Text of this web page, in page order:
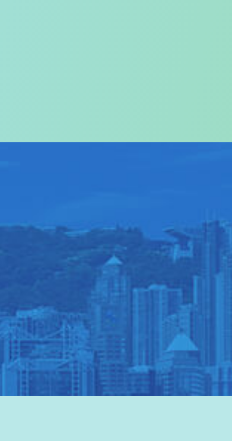
香港旅游發展局网站